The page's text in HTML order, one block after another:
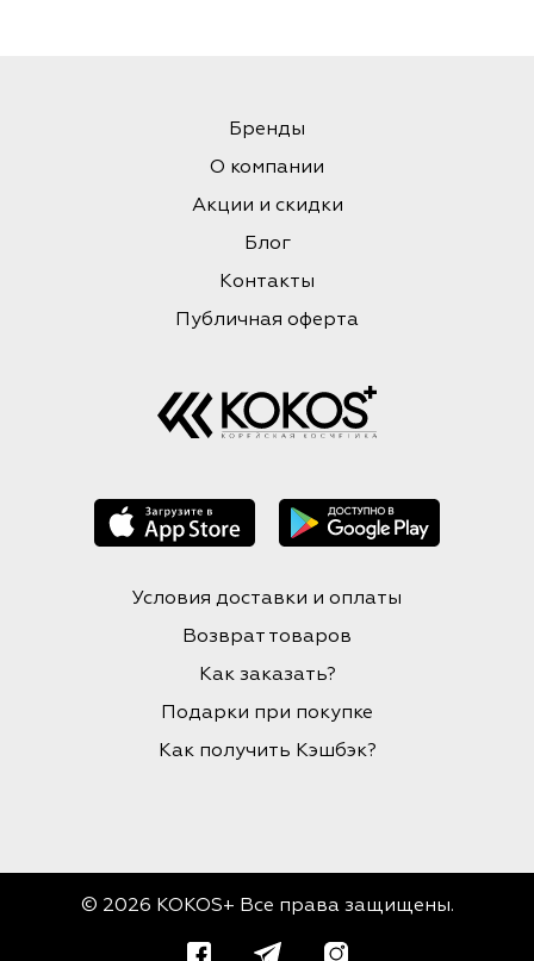
Бренды
О компании
Акции и скидки
Блог
Контакты
Публичная оферта
Условия доставки и оплаты
Возврат товаров
Как заказать?
Подарки при покупке
Как получить Кэшбэк?
© 2026 KOKOS+ Все права защищены.